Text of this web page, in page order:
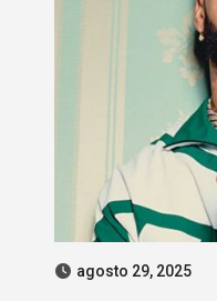
agosto 29, 2025